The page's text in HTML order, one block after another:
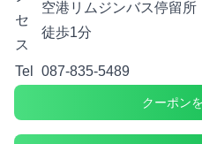
セ
ス
空港リムジンバス停留所
徒歩1分
Tel 087-835-5489
クーポン